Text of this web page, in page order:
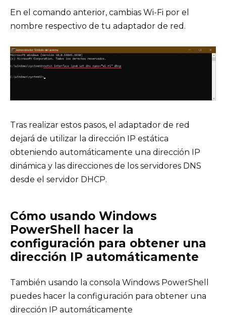
En el comando anterior, cambias Wi-Fi por el
nombre respectivo de tu adaptador de red.
Tras realizar estos pasos, el adaptador de red
dejará de utilizar la dirección IP estática
obteniendo automáticamente una dirección IP
dinámica y las direcciones de los servidores DNS
desde el servidor DHCP.
Cómo usando Windows
PowerShell hacer la
configuración para obtener una
dirección IP automáticamente
También usando la consola Windows PowerShell
puedes hacer la configuración para obtener una
dirección IP automáticamente